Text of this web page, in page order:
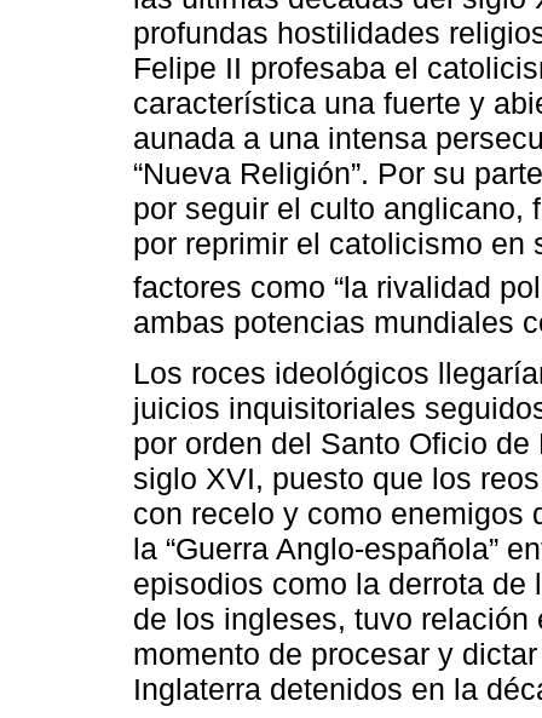
profundas hostilidades
Felipe II profesaba el
característica una fuerte y
aunada a una intensa
“Nueva Religión”. Por su
por seguir el culto anglicano,
por reprimir el catolicismo en
factores como “la rivalidad
ambas potencias mundiales
Los roces ideológicos
juicios inquisitoriales
por orden del Santo Oficio
siglo XVI, puesto que los
con recelo y como enemigos
la “Guerra Anglo-española”
episodios como la derrota de
de los ingleses, tuvo
momento de procesar y
Inglaterra detenidos en la